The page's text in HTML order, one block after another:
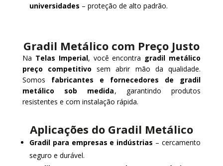
universidades – proteção de alto padrão.
Gradil Metálico com Preço Justo
Na Telas Imperial, você encontra gradil metálico
preço competitivo sem abrir mão da qualidade.
Somos fabricantes e fornecedores de gradil
metálico sob medida, garantindo produtos
resistentes e com instalação rápida.
Aplicações do Gradil Metálico
Gradil para empresas e indústrias – cercamento
seguro e durável.